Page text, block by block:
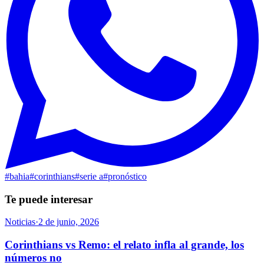
#bahia#corinthians#serie a#pronóstico
Te puede interesar
Noticias·2 de junio, 2026
Corinthians vs Remo: el relato infla al grande, los
números no